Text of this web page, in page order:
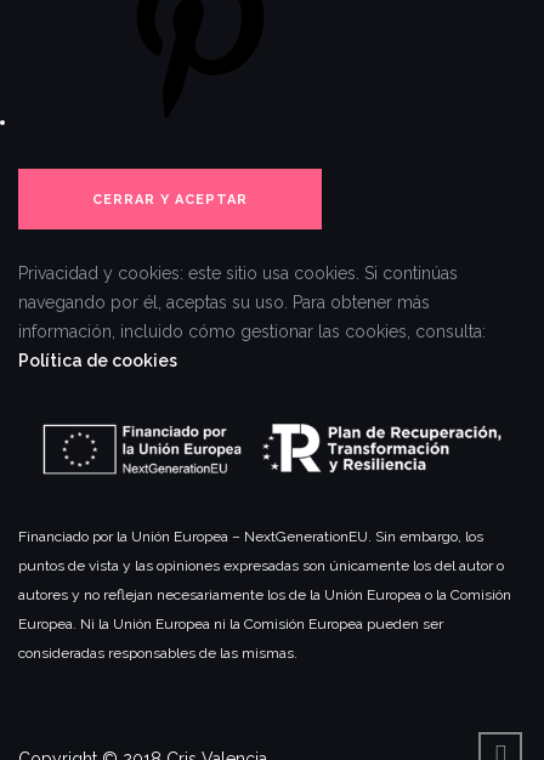
Privacidad y cookies: este sitio usa cookies. Si continúas
navegando por él, aceptas su uso.
Para obtener más
información, incluido cómo gestionar las cookies, consulta:
Política de cookies
Financiado por la Unión Europea – NextGenerationEU. Sin embargo, los
puntos de vista y las opiniones expresadas son únicamente los del autor o
autores y no reflejan necesariamente los de la Unión Europea o la Comisión
Europea. Ni la Unión Europea ni la Comisión Europea pueden ser
consideradas responsables de las mismas.